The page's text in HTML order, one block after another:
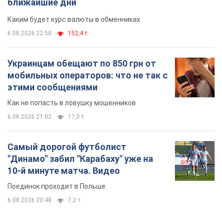
ближайшие дни
Каким будет курс валюты в обменниках
6.08.2026 22:58 152,4 т.
Украинцам обещают по 850 грн от
мобильных операторов: что не так с
этими сообщениями
Как не попасть в ловушку мошенников
6.08.2026 21:02 17,0 т.
Самый дорогой футболист
"Динамо" забил "Карабаху" уже на
10-й минуте матча. Видео
Поединок проходит в Польше
6.08.2026 20:48 7,2 т.